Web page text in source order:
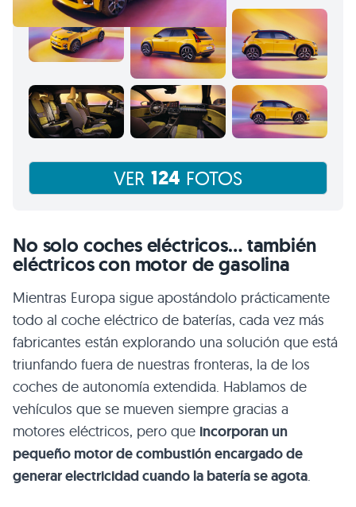
VER 124 FOTOS
No solo coches eléctricos… también
eléctricos con motor de gasolina
Mientras Europa sigue apostándolo prácticamente
todo al coche eléctrico de baterías, cada vez más
fabricantes están explorando una solución que está
triunfando fuera de nuestras fronteras, la de los
coches de autonomía extendida. Hablamos de
vehículos que se mueven siempre gracias a
motores eléctricos, pero que incorporan un
pequeño motor de combustión encargado de
generar electricidad cuando la batería se agota.